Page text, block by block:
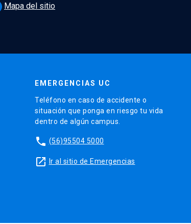
Mapa del sitio
EMERGENCIAS UC
Teléfono en caso de accidente o
situación que ponga en riesgo tu vida
dentro de algún campus.
phone (56)95504 5000
launch Ir al sitio de Emergencias